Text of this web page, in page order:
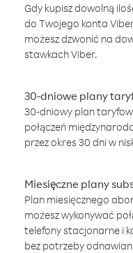
Gdy kupisz dowolną
do Twojego konta
możesz dzwonić na
stawkach Viber.
30-dniowe plany
30-dniowy plan
połączeń
przez okres 30 dni w
Miesięczne plany
Plan miesięcznego
możesz wykonywać
telefony stacjonarne i
bez potrzeby